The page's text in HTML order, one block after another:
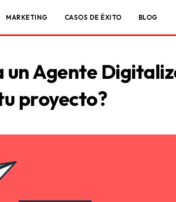
MARKETING CASOS DE ÉXITO BLOG
un Agente
proyecto?